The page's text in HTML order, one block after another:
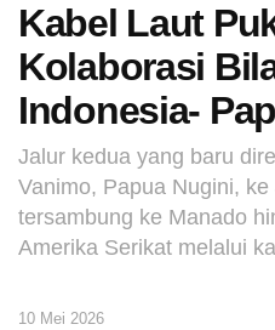
Kabel Laut
Kolaborasi
Indonesia-
Jalur kedua yang baru
Vanimo, Papua Nugini,
tersambung ke Manado
Amerika Serikat melalui
10 Mei 2026